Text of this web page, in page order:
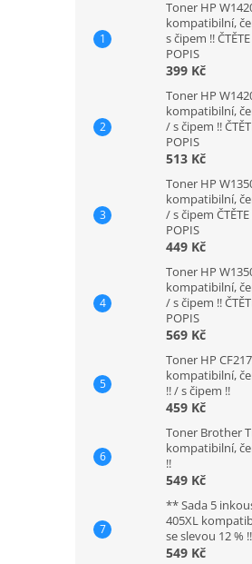
Toner HP
kompatibilní,
s čipem !!
POPIS
399 Kč
Toner HP
kompatibilní,
/ s čipem !!
POPIS
513 Kč
Toner HP
kompatibilní,
/ s čipem
POPIS
449 Kč
Toner HP
kompatibilní,
/ s čipem !!
POPIS
569 Kč
Toner HP
kompatibilní,
!! / s čipem !!
459 Kč
Toner Brother
kompatibilní,
!!
549 Kč
** Sada 5
405XL
se slevou 12 % !!
549 Kč